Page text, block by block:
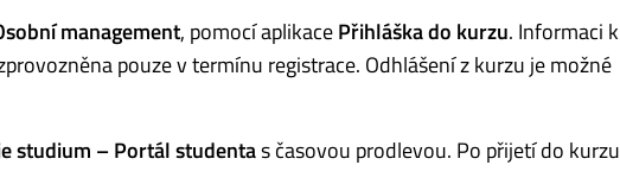
management, pomocí aplikacePřihláška do kurzu. Informaci k
pouze v termínu registrace. Odhlášení z kurzu je možné
studium – Portál studentas časovou prodlevou. Po přijetí do kurzu